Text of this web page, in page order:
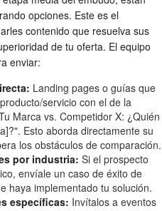
opciones. Este es el
contenido que resuelva sus
de tu oferta. El equipo
enviar:
Landing pages o guías que
servicio con el de la
Marca vs. Competidor X: ¿Quién
Esto aborda directamente su
los obstáculos de comparación.
por industria: Si el prospecto
envíale un caso de éxito de
haya implementado tu solución.
específicas: Invítalos a eventos